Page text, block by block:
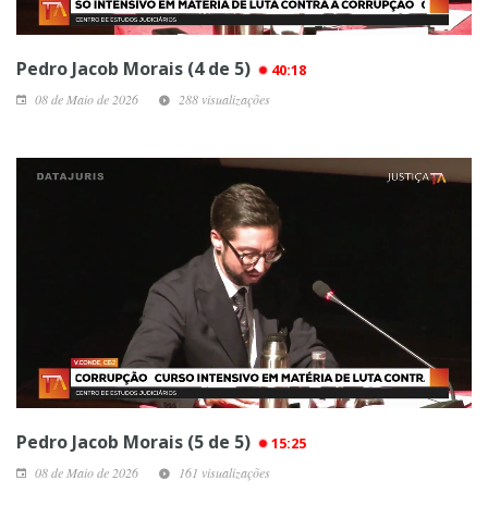
Pedro Jacob Morais (4 de 5) 40:18
08 de Maio de 2026 288 visualizações
Pedro Jacob Morais (5 de 5) 15:25
08 de Maio de 2026 161 visualizações